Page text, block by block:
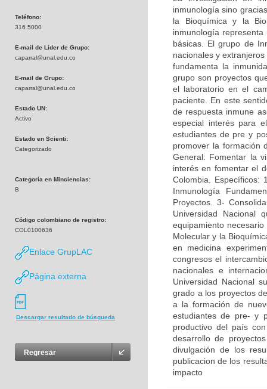
Teléfono:
316 5000
E-mail de Líder de Grupo:
caparral@unal.edu.co
E-mail de Grupo:
caparral@unal.edu.co
Estado UN:
Activo
Estado en Scienti:
Categorizado
Categoría en Minciencias:
B
Código colombiano de registro:
COL0100636
Enlace GrupLAC
Página externa
Descargar resultado de búsqueda
Regresar
inmunología sino
la Bioquímica y la
inmunología
básicas. El grupo de
nacionales y
fundamenta la
grupo son proyectos
el laboratorio en el
paciente. En este
de respuesta inmune
especial interés para
estudiantes de pre y
promover la formación
General: Fomentar la
interés en fomentar el
Colombia. Específicos:
Inmunología
Proyectos. 3-
Universidad
equipamiento
Molecular y la
en medicina
congresos el
nacionales e
Universidad Nacional
grado a los proyectos
a la formación de
estudiantes de pre- y
productivo del país
desarrollo de
divulgación de los
publicacion de los
impacto